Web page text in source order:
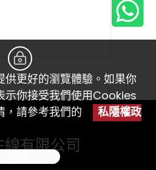
有限公司
更好的瀏覽體驗。如果你
示你接受我們使用Cookies
，請參考我們的
私隱權政